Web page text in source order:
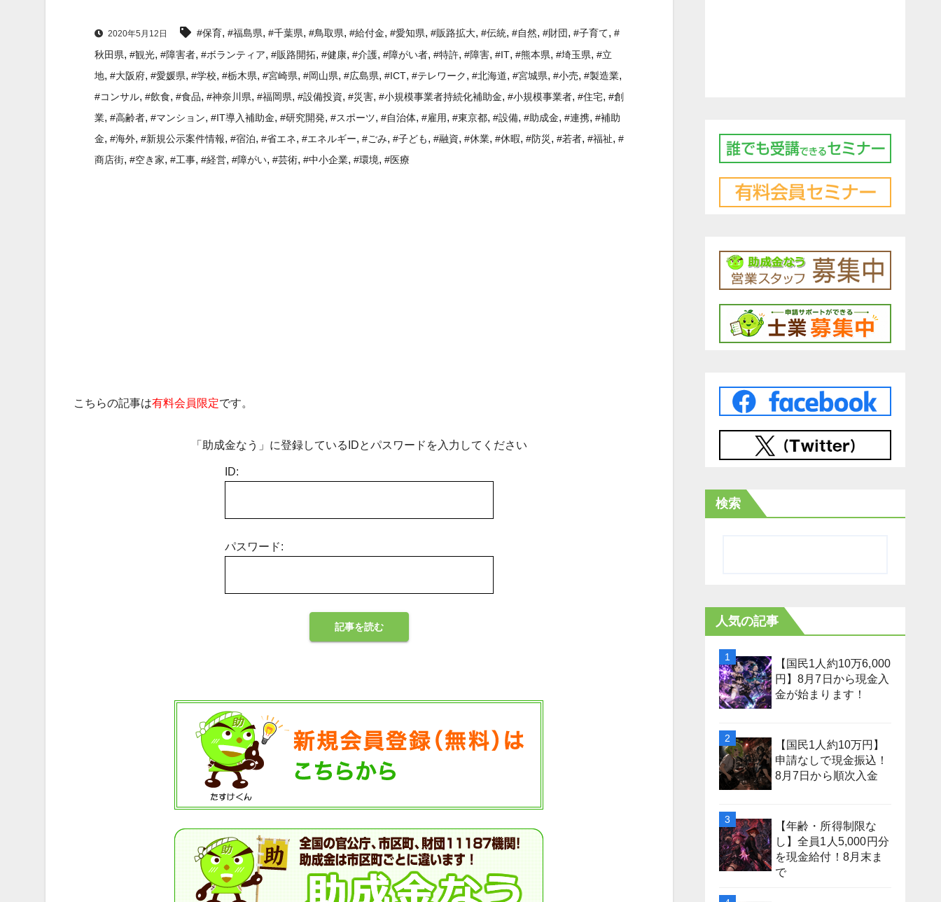
2020年5月12日 #保育, #福島県, #千葉県, #鳥取県, #給付金, #愛知県, #販路拡大, #伝統, #自然, #財団, #子育て, #
秋田県, #観光, #障害者, #ボランティア, #販路開拓, #健康, #介護, #障がい者, #特許, #障害, #IT, #熊本県, #埼玉県, #立
地, #大阪府, #愛媛県, #学校, #栃木県, #宮崎県, #岡山県, #広島県, #ICT, #テレワーク, #北海道, #宮城県, #小売, #製造業,
#コンサル, #飲食, #食品, #神奈川県, #福岡県, #設備投資, #災害, #小規模事業者持続化補助金, #小規模事業者, #住宅, #創
業, #高齢者, #マンション, #IT導入補助金, #研究開発, #スポーツ, #自治体, #雇用, #東京都, #設備, #助成金, #連携, #補助
金, #海外, #新規公示案件情報, #宿泊, #省エネ, #エネルギー, #ごみ, #子ども, #融資, #休業, #休暇, #防災, #若者, #福祉, #
商店街, #空き家, #工事, #経営, #障がい, #芸術, #中小企業, #環境, #医療
こちらの記事は有料会員限定です。
「助成金なう」に登録しているIDとパスワードを入力してください
ID:
パスワード:
検索
人気の記事
【国民1人約10万6,000
円】8月7日から現金入
金が始まります！
【国民1人約10万円】
申請なしで現金振込！
8月7日から順次入金
【年齢・所得制限な
し】全員1人5,000円分
を現金給付！8月末ま
で